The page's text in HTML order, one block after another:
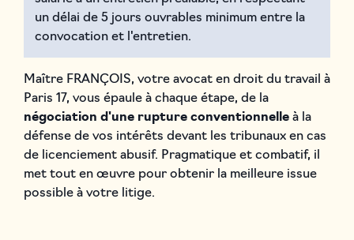
un délai de 5 jours ouvrables minimum entre la
convocation et l'entretien.
Maître FRANÇOIS, votre avocat en droit du travail à
Paris 17, vous épaule à chaque étape, de la
négociation d'une rupture conventionnelleà la
défense de vos intérêts devant les tribunaux en cas
de licenciement abusif. Pragmatique et combatif, il
met tout en œuvre pour obtenir la meilleure issue
possible à votre litige.